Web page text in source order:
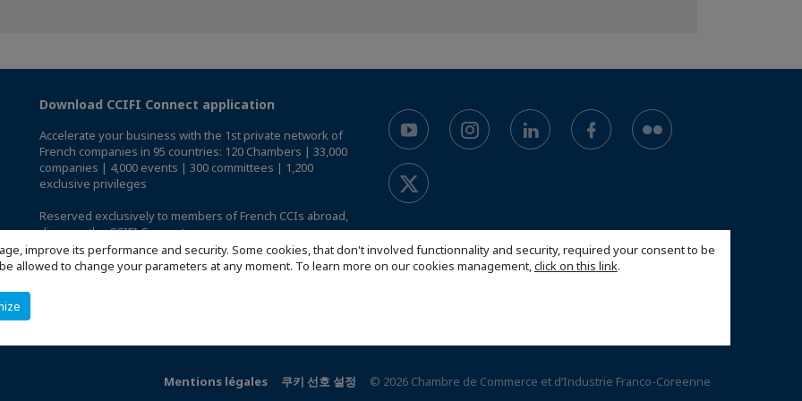
improve its performance and security. Some cookies, that don't involved functionnality and security, required your consent to be
allowed to change your parameters at any moment. To learn more on our cookies management,click on this link.
Download CCIFI Connect application
Accelerate your business with the 1st private network of
French companies in 95 countries: 120 Chambers | 33,000
companies | 4,000 events | 300 committees | 1,200
exclusive privileges
Reserved exclusively to members of French CCIs abroad,
discover the CCIFI Connect app.
Mentions légales 쿠키 선호 설정 © 2026 Chambre de Commerce et d’Industrie Franco-Coreenne